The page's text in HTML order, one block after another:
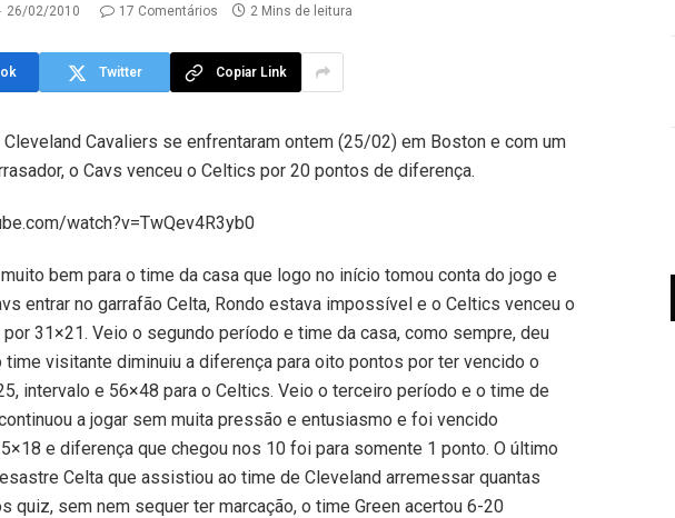
26/02/2010 17 Comentários 2 Mins de leitura
Twitter Copiar Link
Cavaliers se enfrentaram ontem (25/02) em Boston e com um
o Cavs venceu o Celtics por 20 pontos de diferença.
watch?v=TwQev4R3yb0
bem para o time da casa que logo no início tomou conta do jogo e
entrar no garrafão Celta, Rondo estava impossível e o Celtics venceu o
31×21. Veio o segundo período e time da casa, como sempre, deu
time visitante diminuiu a diferença para oito pontos por ter vencido o
intervalo e 56×48 para o Celtics. Veio o terceiro período e o time de
a jogar sem muita pressão e entusiasmo e foi vencido
e diferença que chegou nos 10 foi para somente 1 ponto. O último
Celta que assistiou ao time de Cleveland arremessar quantas
quiz, sem nem sequer ter marcação, o time Green acertou 6-20